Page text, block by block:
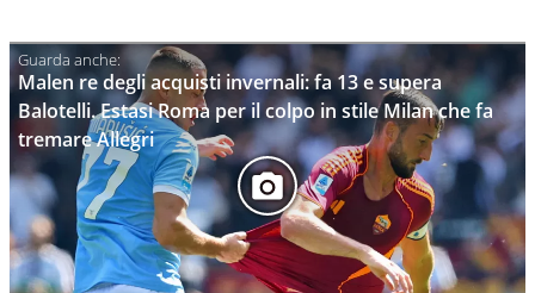
Malen re degli acquisti invernali: fa 13 e supera
Balotelli. Estasi Roma per il colpo in stile Milan che fa
tremare Allegri